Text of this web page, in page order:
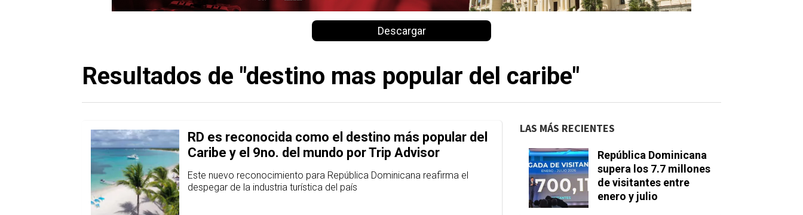
Descargar
Resultados de "destino mas popular del caribe"
RD es reconocida como el destino más popular del
Caribe y el 9no. del mundo por Trip Advisor
Este nuevo reconocimiento para República Dominicana reafirma el
despegar de la industria turística del país
LAS MÁS RECIENTES
República Dominicana
supera los 7.7 millones
de visitantes entre
enero y julio